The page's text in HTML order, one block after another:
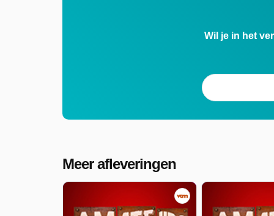
Wil je in het
Meer afleveringen